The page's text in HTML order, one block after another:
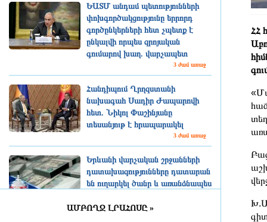
ԵԱՏՄ անդամ պետությունների
փոխգործակցությունը երրորդ
գործընկերների հետ չպետք է
ընկալվի որպես զրոյական
գումարով խաղ. վարչապետ
3 ժամ առաջ
Հանդիպում Ղրղզստանի
նախագահ Սադիր Ժապարովի
հետ. Նիկոլ Փաշինյանը
տեսանյութ է հրապարակել
3 ժամ առաջ
Երևանի վարչական շրջանների
դատախազությունները դատարան
են ուղարկել ծանր և առանձնապես
քրեական վարույթ
ԱՄԲՈՂՋ ԼՐԱՀՈՍԸ »
ՀՀ